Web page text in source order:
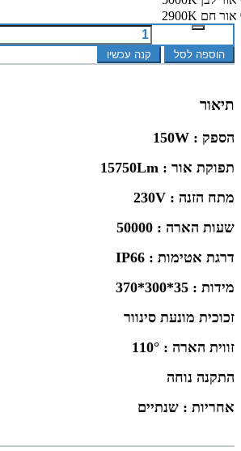
אור חם 2900K
הוספה לסל קנה עכשיו
תיאור
הספק : 150W
תפוקת אור : 15750Lm
מתח הזנה : 230V
שעות הארה : 50000
דרגת אטימות : IP66
מידות : 35*300*370
זכוכית מונעת סינוור
זווית הארה : 110°
התקנה נוחה
אחריות : שנתיים